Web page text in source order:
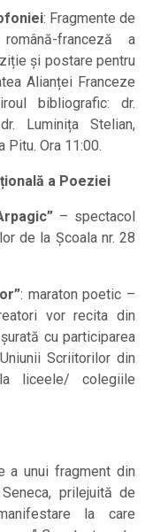
: Fragmente de
franceză a
și postare pentru
Alianței Franceze
bibliografic: dr.
Luminița Stelian,
Pitu. Ora 11:00.
a Poeziei
– spectacol
de la Școala nr. 28
: maraton poetic –
vor recita din
cu participarea
Scriitorilor din
liceele/ colegiile
a unui fragment din
prilejuită de
la care